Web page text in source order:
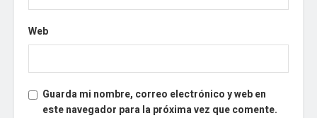
Web
Guarda mi nombre, correo electrónico y web en
este navegador para la próxima vez que comente.